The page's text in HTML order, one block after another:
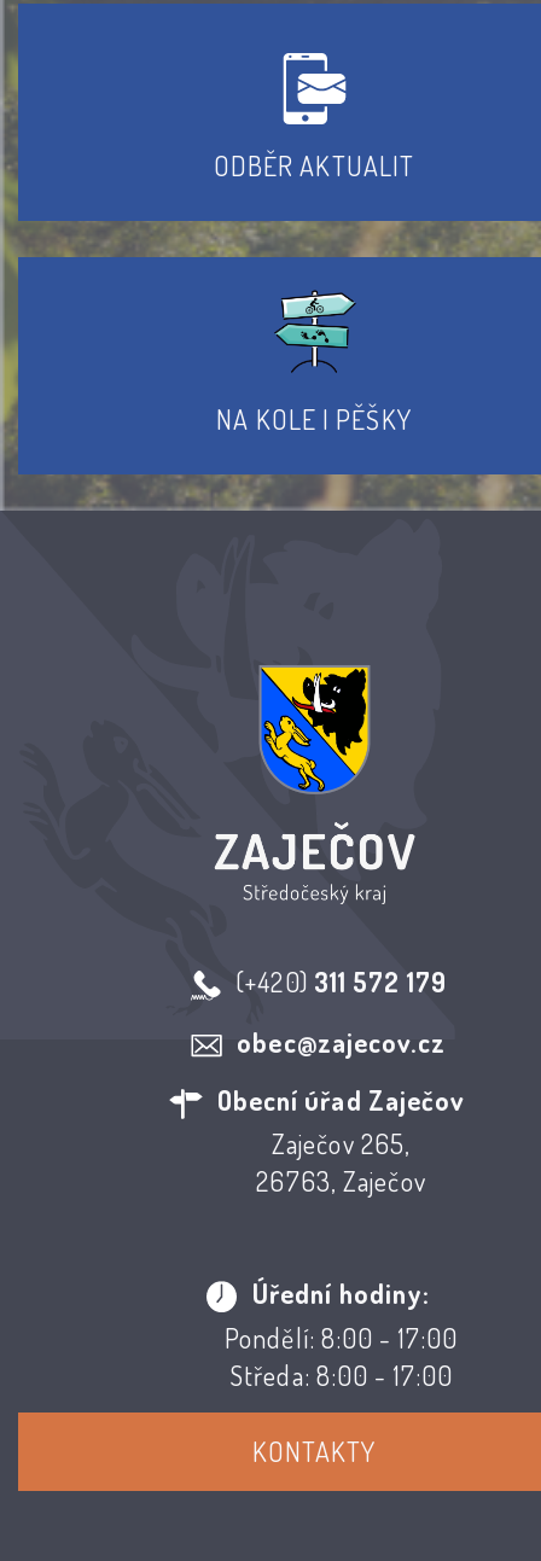
ODBĚR AKTUALIT
NA KOLE I PĚŠKY
(+420) 311 572 179
obec@zajecov.cz
Obecní úřad Zaječov
Zaječov 265,
26763, Zaječov
Úřední hodiny:
Pondělí: 8:00 - 17:00
Středa: 8:00 - 17:00
KONTAKTY